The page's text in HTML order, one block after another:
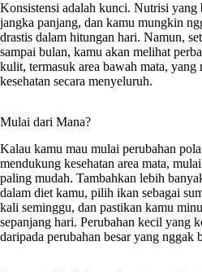
Konsistensi adalah kunci. Nutrisi yang
jangka panjang, dan kamu mungkin
drastis dalam hitungan hari. Namun,
sampai bulan, kamu akan melihat
kulit, termasuk area bawah mata,
kesehatan secara menyeluruh.
Mulai dari Mana?
Kalau kamu mau mulai perubahan
mendukung kesehatan area mata,
paling mudah. Tambahkan lebih
dalam diet kamu, pilih ikan sebagai
kali seminggu, dan pastikan kamu
sepanjang hari. Perubahan kecil yang
daripada perubahan besar yang nggak